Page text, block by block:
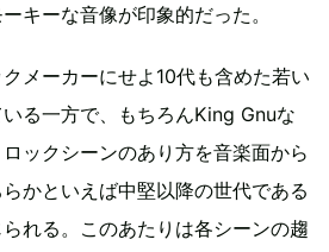
キーな音像が印象的だった。
メーカーにせよ10代も含めた若い
る一方で、もちろんKing Gnuな
ックシーンのあり方を音楽面から
かといえば中堅以降の世代である
れる。このあたりは各シーンの趨